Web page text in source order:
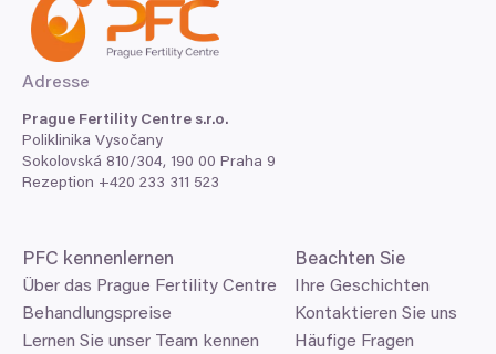
Adresse
Prague Fertility Centre s.r.o.
Poliklinika Vysočany
Sokolovská 810/304, 190 00 Praha 9
Rezeption +420 233 311 523
PFC kennenlernen
Über das Prague Fertility Centre
Lernen Sie unser Team kennen
Behandlungspreise
Beachten Sie
Ihre Geschichten
Häufige Fragen
Kontaktieren Sie uns